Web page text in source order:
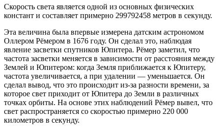
Скорость света является одной из основных физических
констант и составляет примерно 299792458 метров в секунду.
Эта величина была впервые измерена датским астрономом
Оллером Рёмером в 1676 году. Он сделал это, наблюдая
явление засветки спутников Юпитера. Рёмер заметил, что
частота засветки меняется в зависимости от расстояния между
Землей и Юпитером: когда Земля приближается к Юпитеру,
частота увеличивается, а при удалении — уменьшается. Он
сделал вывод, что это происходит из-за разности времени, за
которое свет приходит от Юпитера до Земли в различных
точках орбиты. На основе этих наблюдений Рёмер вывел, что
свет распространяется со скоростью примерно 220 000
километров в секунду.